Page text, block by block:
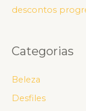
descontos
Categorias
Beleza
Desfiles